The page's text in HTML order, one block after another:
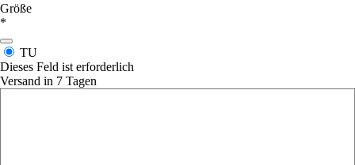
Größe
*
TU
Dieses Feld ist erforderlich
Versand in 7 Tagen